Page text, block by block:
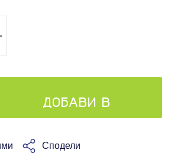
ДОБАВИ В
КОШНИЦАТА
Сподели